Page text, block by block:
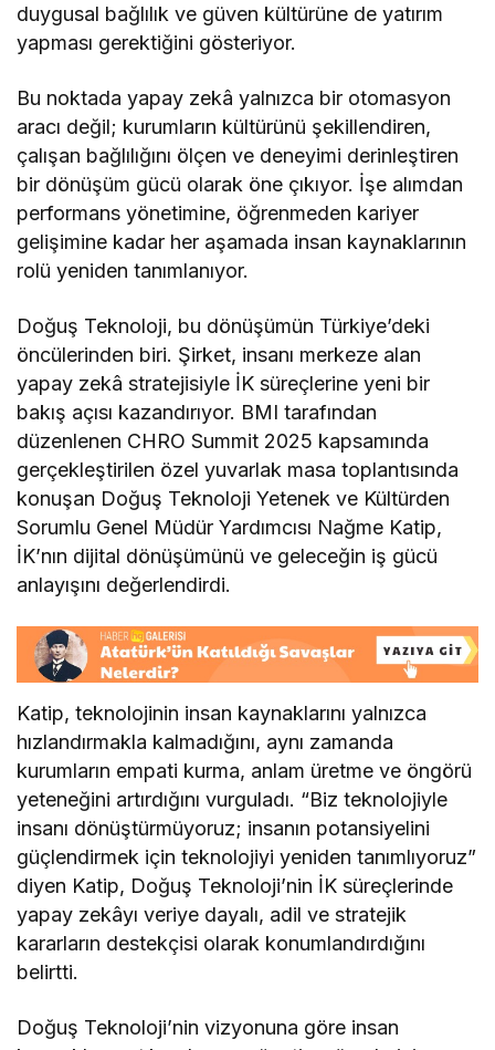
duygusal bağlılık ve güven kültürüne de yatırım
yapması gerektiğini gösteriyor.
Bu noktada yapay zekâ yalnızca bir otomasyon
aracı değil; kurumların kültürünü şekillendiren,
çalışan bağlılığını ölçen ve deneyimi derinleştiren
bir dönüşüm gücü olarak öne çıkıyor. İşe alımdan
performans yönetimine, öğrenmeden kariyer
gelişimine kadar her aşamada insan kaynaklarının
rolü yeniden tanımlanıyor.
Doğuş Teknoloji, bu dönüşümün Türkiye’deki
öncülerinden biri. Şirket, insanı merkeze alan
yapay zekâ stratejisiyle İK süreçlerine yeni bir
bakış açısı kazandırıyor. BMI tarafından
düzenlenen CHRO Summit 2025 kapsamında
gerçekleştirilen özel yuvarlak masa toplantısında
konuşan Doğuş Teknoloji Yetenek ve Kültürden
Sorumlu Genel Müdür Yardımcısı Nağme Katip,
İK’nın dijital dönüşümünü ve geleceğin iş gücü
anlayışını değerlendirdi.
Katip, teknolojinin insan kaynaklarını yalnızca
hızlandırmakla kalmadığını, aynı zamanda
kurumların empati kurma, anlam üretme ve öngörü
yeteneğini artırdığını vurguladı. “Biz teknolojiyle
insanı dönüştürmüyoruz; insanın potansiyelini
güçlendirmek için teknolojiyi yeniden tanımlıyoruz”
diyen Katip, Doğuş Teknoloji’nin İK süreçlerinde
yapay zekâyı veriye dayalı, adil ve stratejik
kararların destekçisi olarak konumlandırdığını
belirtti.
Doğuş Teknoloji’nin vizyonuna göre insan